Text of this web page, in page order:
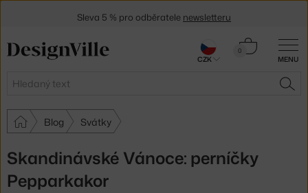
MENU
Hledat
0
Košík
Blog Svátky
Skandinávské Vánoce: perníčky
Pepparkakor
Sleva 5 % pro odběratele newsletteru
CZK